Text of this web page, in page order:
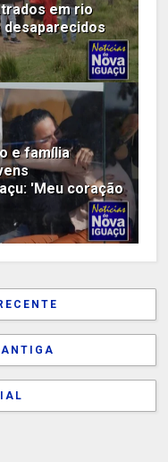
em rio
desaparecidos
e família
'Meu coração